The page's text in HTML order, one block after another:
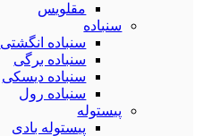
مقلویس
سنباده
سنباده انگشتی
سنباده برگی
سنباده دیسکی
سنباده رول
پیستوله
پیستوله بادی